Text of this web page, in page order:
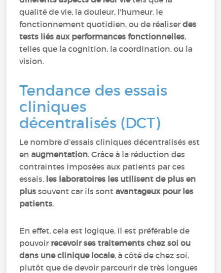
qualité de vie, la douleur, l'humeur, le
fonctionnement quotidien, ou de réaliserdes
tests liés aux performances fonctionnelles,
telles que la cognition, la coordination, ou la
vision.
Tendance des essais
cliniques
décentralisés (DCT)
Le nombre d’essais cliniques décentralisés est
enaugmentation. Grâce à la réduction des
contraintes imposées aux patients par ces
essais, les laboratoires les utilisent de plus en
plus souvent car ils sontavantageux pour les
patients.
En effet, cela est logique, il est préférable de
pouvoir recevoir ses traitements chez soi ou
dans une clinique locale, à côté de chez soi,
plutôt que de devoir parcourir de très longues